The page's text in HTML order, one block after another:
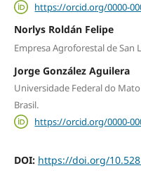
https://orcid.org/0000-
Norlys Roldán Felipe
Empresa Agroforestal de San
Jorge González Aguilera
Universidade Federal do
Brasil.
https://orcid.org/0000-
DOI: https://doi.org/